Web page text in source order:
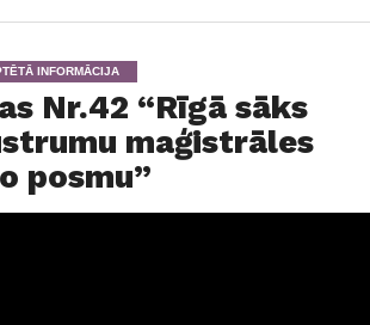
INFORMĀCIJA
Nr.42 “Rīgā sāks
maģistrāles
posmu”